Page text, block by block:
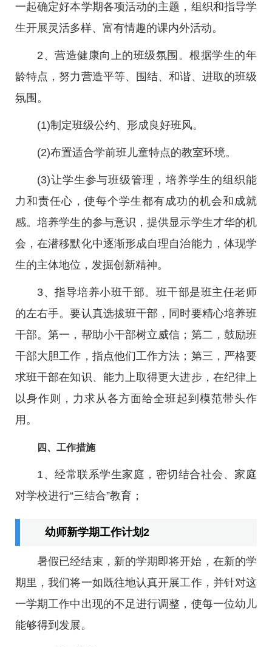
一起确定好本学期各项活动的主题，组织和指导学
生开展灵活多样、富有情趣的课内外活动。
2、营造健康向上的班级氛围。根据学生的年
龄特点，努力营造平等、围结、和谐、进取的班级
氛围。
(1)制定班级公约、形成良好班风。
(2)布置适合学前班儿童特点的教室环境。
(3)让学生参与班级管理，培养学生的组织能
力和责任心，使每个学生都有成功的机会和成就
感。培养学生的参与意识，提供显示学生才华的机
会，在潜移默化中逐渐形成自理自治能力，体现学
生的主体地位，发掘创新精神。
3、指导培养小班干部。班干部是班主任老师
的左右手。要认真选拔班干部，同时要精心培养班
干部。第一，帮助小干部树立威信；第二，鼓励班
干部大胆工作，指点他们工作方法；第三，严格要
求班干部在知识、能力上取得更大进步，在纪律上
以身作则，力求从各方面给全班起到模范带头作
用。
四、工作措施
1、经常联系学生家庭，密切结合社会、家庭
对学校进行“三结合”教育；
幼师新学期工作计划2
暑假已经结束，新的学期即将开始，在新的学
期里，我们将一如既往地认真开展工作，并针对这
一学期工作中出现的不足进行调整，使每一位幼儿
能够得到发展。